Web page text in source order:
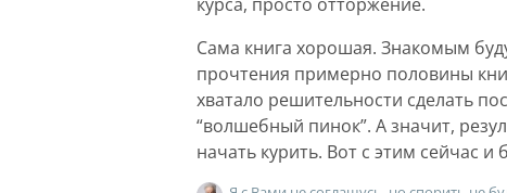
Сама книга хорошая. Знакомым
прочтения примерно половины
хватало решительности сделать
“волшебный пинок”. А значит,
начать курить. Вот с этим сейчас и